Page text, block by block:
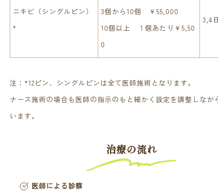
ニキビ（シングルピン）
*
3個から10個 ￥55,000
10個以上 １個あたり￥5,50
0
3,4
注：*12ピン、シングルピンは全て医師施術となります。
ナース施術の場合も医師の指示のもと細かく設定を調整しなが
います。
治療の流れ
医師による診察